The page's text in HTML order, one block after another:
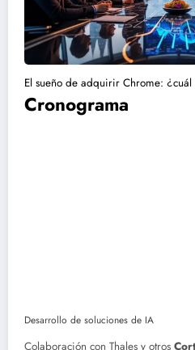
El sueño de adquirir Chrome:
Cronograma
Desarrollo de soluciones de IA
Colaboración con Thales y otros